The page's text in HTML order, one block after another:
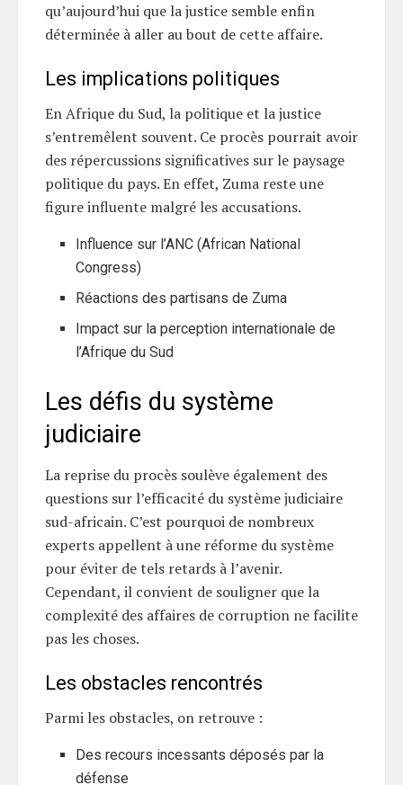
qu’aujourd’hui que la justice semble enfin
déterminée à aller au bout de cette affaire.
Les implications politiques
En Afrique du Sud, la politique et la justice
s’entremêlent souvent. Ce procès pourrait avoir
des répercussions significatives sur le paysage
politique du pays. En effet, Zuma reste une
figure influente malgré les accusations.
Influence sur l’ANC (African National
Congress)
Réactions des partisans de Zuma
Impact sur la perception internationale de
l’Afrique du Sud
Les défis du système
judiciaire
La reprise du procès soulève également des
questions sur l’efficacité du système judiciaire
sud-africain. C’est pourquoi de nombreux
experts appellent à une réforme du système
pour éviter de tels retards à l’avenir.
Cependant, il convient de souligner que la
complexité des affaires de corruption ne facilite
pas les choses.
Les obstacles rencontrés
Parmi les obstacles, on retrouve :
Des recours incessants déposés par la
défense